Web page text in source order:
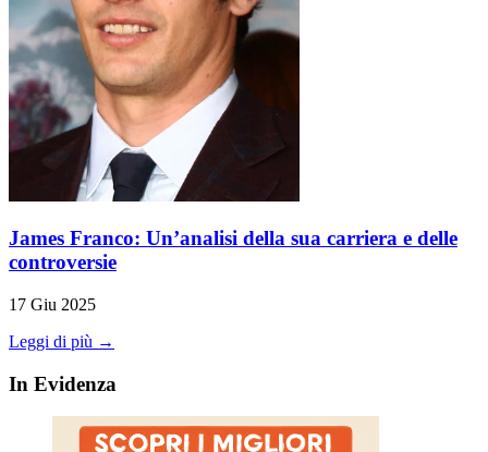
James Franco: Un’analisi della sua carriera e delle
controversie
17 Giu 2025
Leggi di più →
In Evidenza